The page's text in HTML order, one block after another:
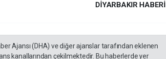
DIYARBAKIR HABERİ
Ajansı (DHA) ve diğer ajanslar tarafından eklenen
kanallarından çekilmektedir. Bu haberlerde yer